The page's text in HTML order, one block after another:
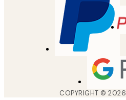
COPYRIGHT ©2026